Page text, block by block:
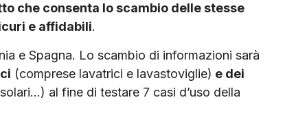
che consenta lo scambio delle stesse
e affidabili.
e Spagna. Lo scambio di informazioni sarà
(comprese lavatrici e lavastoviglie) e dei
al fine di testare 7 casi d’uso della